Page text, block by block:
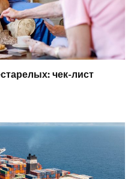
чек-лист